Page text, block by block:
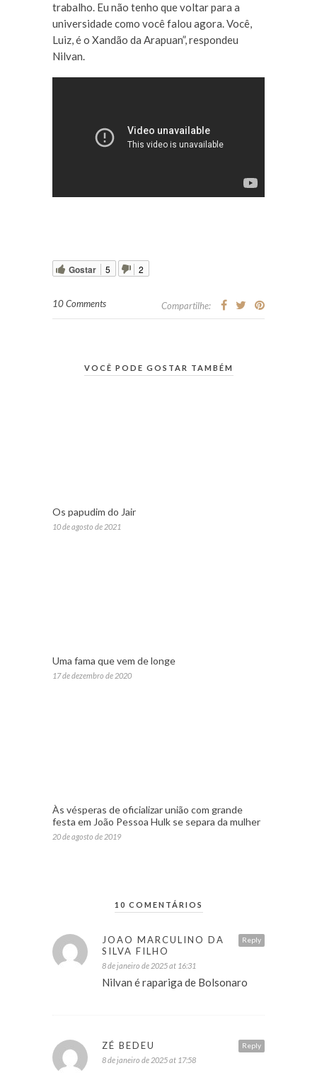
trabalho. Eu não tenho que voltar para a
universidade como você falou agora. Você,
Luiz, é o Xandão da Arapuan”, respondeu
Nilvan.
Gostar 5 2
10 Comments Compartilhe:
VOCÊ PODE GOSTAR TAMBÉM
Os papudim do Jair
10 de agosto de 2021
Uma fama que vem de longe
17 de dezembro de 2020
Às vésperas de oficializar união com grande
festa em João Pessoa Hulk se separa da mulher
20 de agosto de 2019
10 COMENTÁRIOS
Reply
JOAO MARCULINO DA
SILVA FILHO
8 de janeiro de 2025 at 16:31
Nilvan é rapariga de Bolsonaro
Reply
ZÉ BEDEU
8 de janeiro de 2025 at 17:58